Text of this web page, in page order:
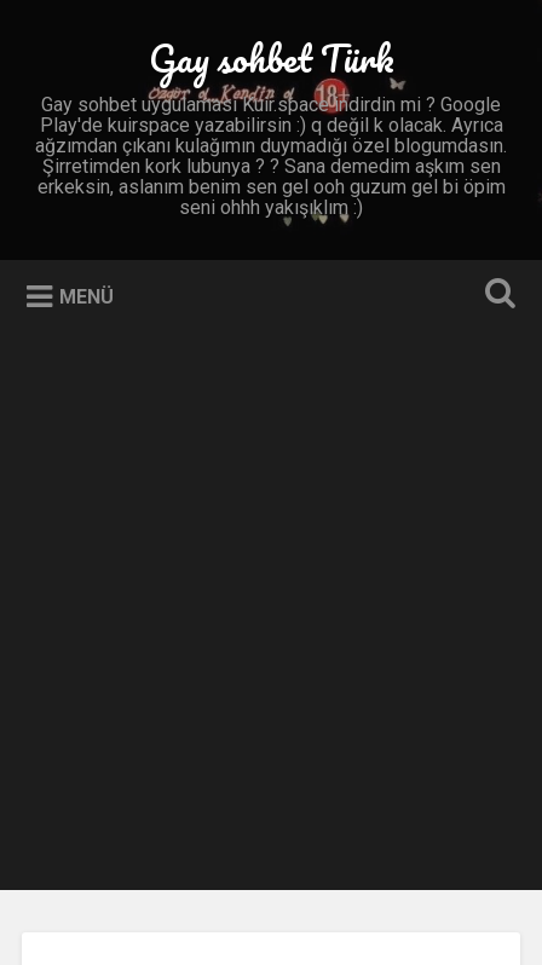
Gay sohbet Türk
Gay sohbet uygulaması Kuir.space indirdin mi ? Google
Play'de kuirspace yazabilirsin :) q değil k olacak. Ayrıca
ağzımdan çıkanı kulağımın duymadığı özel blogumdasın.
Şirretimden kork lubunya ? ? Sana demedim aşkım sen
erkeksin, aslanım benim sen gel ooh guzum gel bi öpim
seni ohhh yakışıklım :)
MENÜ